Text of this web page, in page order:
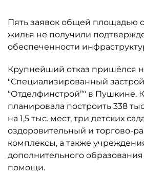
Пять заявок общей площадью
жилья не получили
обеспеченности
Крупнейший отказ пришёлся
"Специализированный
“Отделфинстрой”" в Пушкине.
планировала построить 338
на 1,5 тыс. мест, три детских
оздоровительный и торгово-
комплексы, а также
дополнительного
помощи.